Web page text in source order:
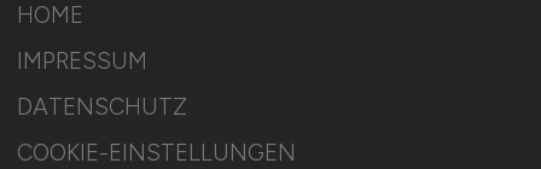
HOME
IMPRESSUM
DATENSCHUTZ
COOKIE-EINSTELLUNGEN